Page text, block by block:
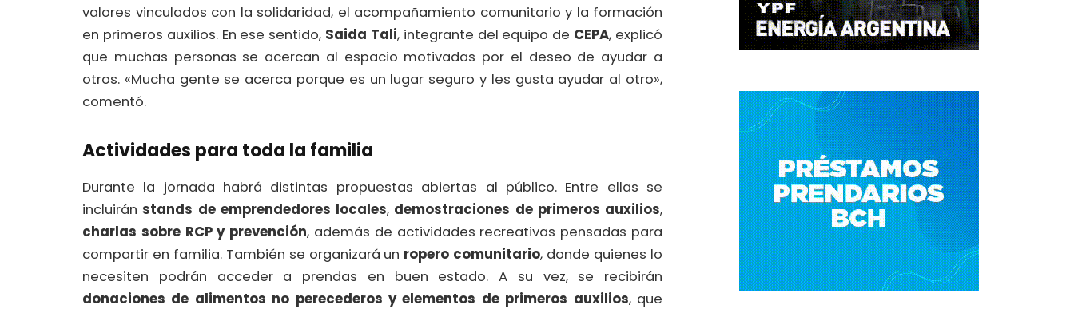
valores vinculados con la solidaridad, el acompañamiento comunitario y la formación
en primeros auxilios. En ese sentido, Saida Tali, integrante del equipo de CEPA, explicó
que muchas personas se acercan al espacio motivadas por el deseo de ayudar a
otros. «Mucha gente se acerca porque es un lugar seguro y les gusta ayudar al otro»,
comentó.
Actividades para toda la familia
Durante la jornada habrá distintas propuestas abiertas al público. Entre ellas se
incluiránstands de emprendedores locales, demostraciones de primeros auxilios,
charlas sobre RCP y prevención, además de actividades recreativas pensadas para
compartir en familia. También se organizará un ropero comunitario, donde quienes lo
necesiten podrán acceder a prendas en buen estado. A su vez, se recibirán
donaciones de alimentos no perecederos y elementos de primeros auxilios, que